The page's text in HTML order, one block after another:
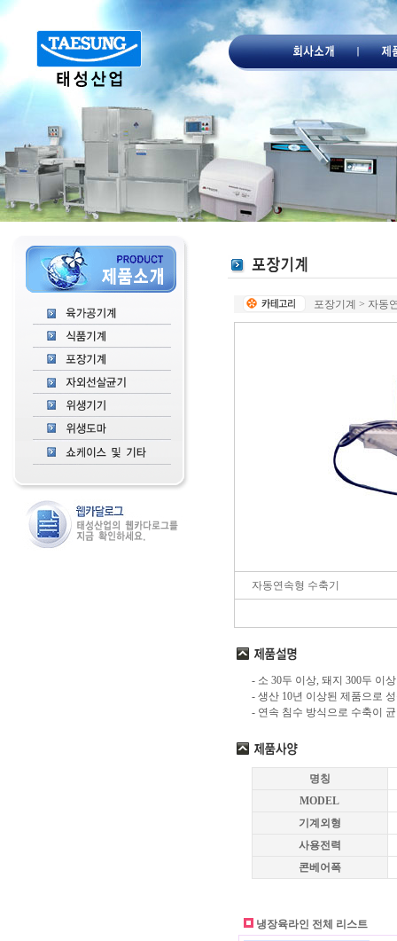
포장기계 > 자동
자동연속형 수축기
- 소 30두 이상, 돼지 300두 이
- 생산 10년 이상된 제품으로
- 연속 침수 방식으로 수축이
명칭
MODEL
기계외형
사용전력
콘베어폭
냉장육라인 전체 리스트